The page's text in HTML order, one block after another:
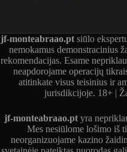
jf-monteabraao.pt siūlo
nemokamus demonstracinius
rekomendacijas. Esame
neapdorojame operacijų
atitinkate visus teisinius ir
jurisdikcijoje. 18+ |
jf-monteabraao.ptyra
Mes nesiūlome lošimo iš
neorganizuojame kazino